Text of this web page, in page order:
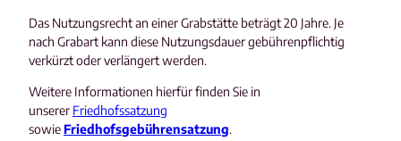
Das Nutzungsrecht an einer Grabstätte beträgt 20 Jahre. Je
nach Grabart kann diese Nutzungsdauer gebührenpflichtig
verkürzt oder verlängert werden.
Weitere Informationen hierfür finden Sie in
unserer Friedhofssatzung
sowie Friedhofsgebührensatzung.